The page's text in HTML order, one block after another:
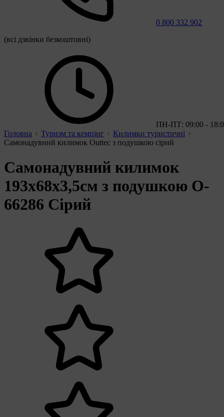
0 800 332 902
(всі дзвінки безкоштовні)
ПН-ПТ: 09:00 -
Головна
Туризм та кемпінг
Килимки туристичні
Самонадувний килимок Outtec з подушкою сірий
Самонадувний килимок
193x68x3,5см з подушкою O-
66286 Сірий